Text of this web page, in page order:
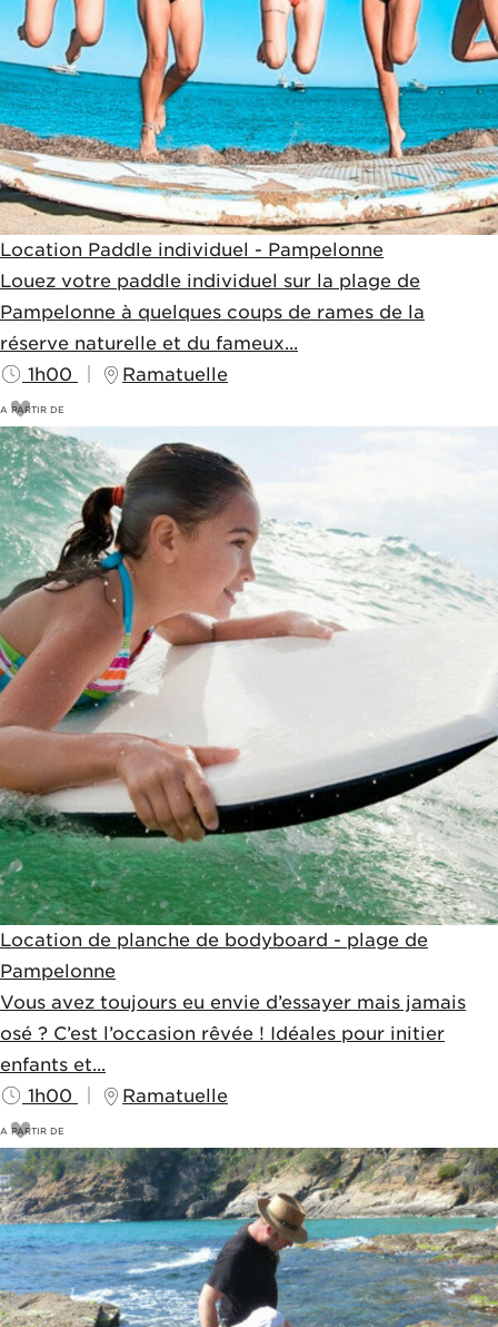
Location Paddle individuel - Pampelonne
Louez votre paddle individuel sur la plage de
Pampelonne à quelques coups de rames de la
réserve naturelle et du fameux...
1h00
Ramatuelle
A PARTIR DE
14€
15€
Location de planche de bodyboard - plage de
Pampelonne
Vous avez toujours eu envie d’essayer mais jamais
osé ? C’est l’occasion rêvée ! Idéales pour initier
enfants et...
1h00
Ramatuelle
A PARTIR DE
15€
20€